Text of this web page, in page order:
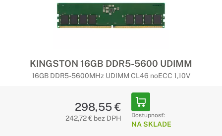
KINGSTON 16GB DDR5-5600 UDIMM
16GB DDR5-5600MHz UDIMM CL46 noECC 1,10V
298,55 €
242,72 € bez DPH Dostupnosť:
NA SKLADE